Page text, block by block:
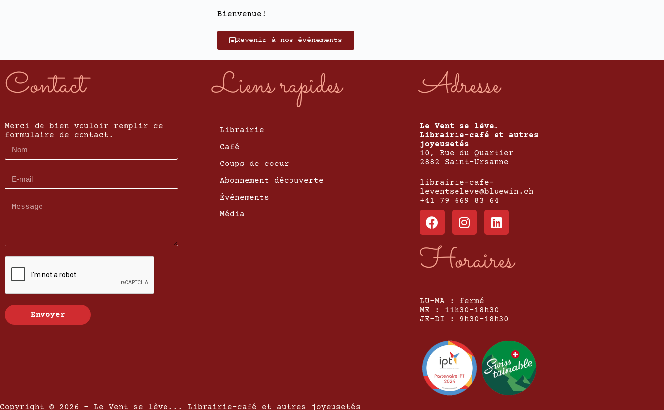
Bienvenue!
Revenir à nos événements
Contact
Merci de bien vouloir remplir ce
formulaire de contact.
Envoyer
Liens rapides
Librairie
Café
Coups de coeur
Abonnement découverte
Événements
Média
Adresse
Le Vent se lève…
Librairie-café et autres
joyeusetés
10, Rue du Quartier
2882 Saint-Ursanne
librairie-cafe-
leventseleve@bluewin.ch
+41 79 669 83 64
Horaires
LU-MA : fermé
ME : 11h30-18h30
JE-DI : 9h30-18h30
Copyright © 2026 - Le Vent se lève... Librairie-café et autres joyeusetés